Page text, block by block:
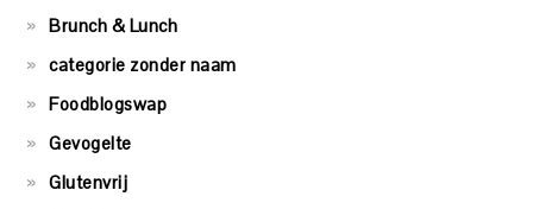
Brunch & Lunch
categorie zonder naam
Foodblogswap
Gevogelte
Glutenvrij